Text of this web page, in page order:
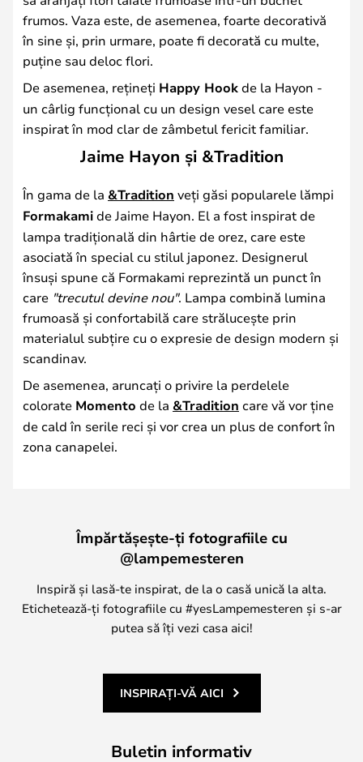
frumos. Vaza este, de asemenea, foarte decorativă
în sine și, prin urmare, poate fi decorată cu multe,
puține sau deloc flori.
De asemenea, rețineți Happy Hookde la Hayon -
un cârlig funcțional cu un design vesel care este
inspirat în mod clar de zâmbetul fericit familiar.
Jaime Hayon și &Tradition
În gama de la &Tradition veți găsi popularele lămpi
Formakamide Jaime Hayon. El a fost inspirat de
lampa tradițională din hârtie de orez, care este
asociată în special cu stilul japonez. Designerul
însuși spune că Formakami reprezintă un punct în
care "trecutul devine nou". Lampa combină lumina
frumoasă și confortabilă care strălucește prin
materialul subțire cu o expresie de design modern și
scandinav.
De asemenea, aruncați o privire la perdelele
colorate Momento de la &Tradition care vă vor ține
de cald în serile reci și vor crea un plus de confort în
zona canapelei.
Împărtășește-ți fotografiile cu
@lampemesteren
Inspiră și lasă-te inspirat, de la o casă unică la alta.
Etichetează-ți fotografiile cu #yesLampemesteren și s-ar
putea să îți vezi casa aici!
INSPIRAȚI-VĂ AICI
Buletin informativ